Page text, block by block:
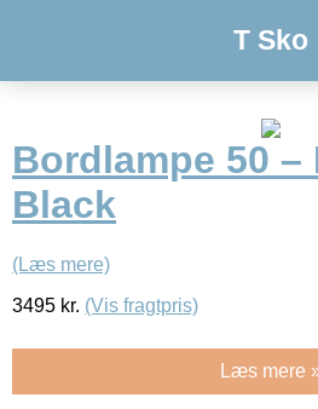
T Sko
Bordlampe 50 –
Black
(Læs mere)
3495 kr. (Vis fragtpris)
Læs mere